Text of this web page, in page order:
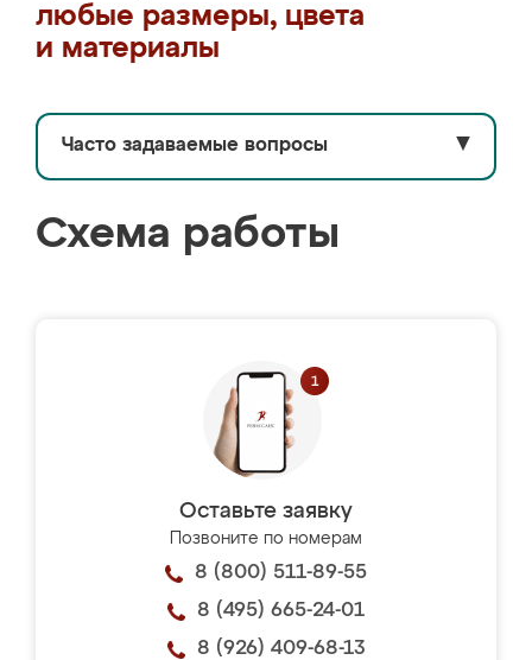
любые размеры, цвета
и материалы
Часто задаваемые вопросы ▼
Схема работы
Оставьте заявку
Позвоните по номерам
8 (800) 511-89-55
8 (495) 665-24-01
8 (926) 409-68-13